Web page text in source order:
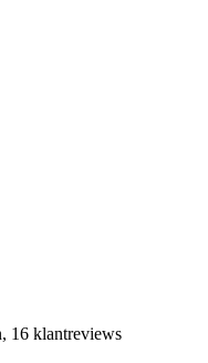
16 klantreviews